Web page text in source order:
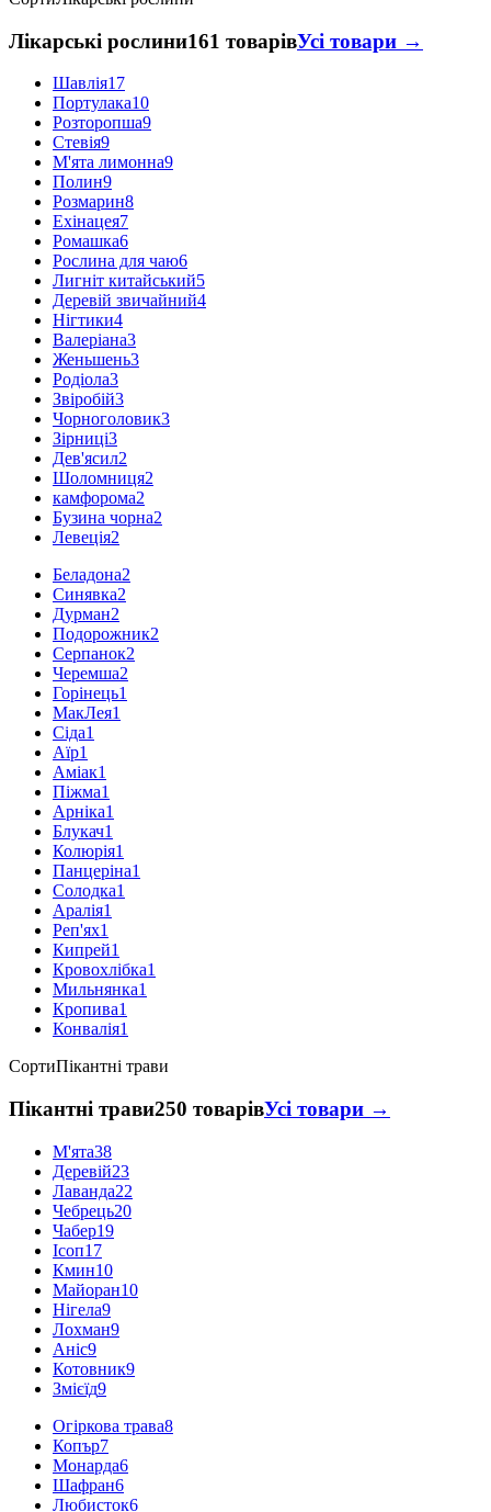
Лікарські рослини161 товарівУсі товари →
Шавлія17
Портулака10
Розторопша9
Стевія9
М'ята лимонна9
Полин9
Розмарин8
Ехінацея7
Ромашка6
Рослина для чаю6
Лигніт китайський5
Деревій звичайний4
Нігтики4
Валеріана3
Женьшень3
Родіола3
Звіробій3
Чорноголовик3
Зірниці3
Дев'ясил2
Шоломниця2
камфорома2
Бузина чорна2
Левеція2
Беладона2
Синявка2
Дурман2
Подорожник2
Серпанок2
Черемша2
Горінець1
МакЛея1
Сіда1
Аїр1
Аміак1
Піжма1
Арніка1
Блукач1
Колюрія1
Панцеріна1
Солодка1
Аралія1
Реп'ях1
Кипрей1
Кровохлібка1
Мильнянка1
Кропива1
Конвалія1
СортиПікантні трави
Пікантні трави250 товарівУсі товари →
М'ята38
Деревій23
Лаванда22
Чебрець20
Чабер19
Ісоп17
Кмин10
Майоран10
Нігела9
Лохман9
Аніс9
Котовник9
Змієїд9
Огіркова трава8
Копър7
Монарда6
Шафран6
Любисток6